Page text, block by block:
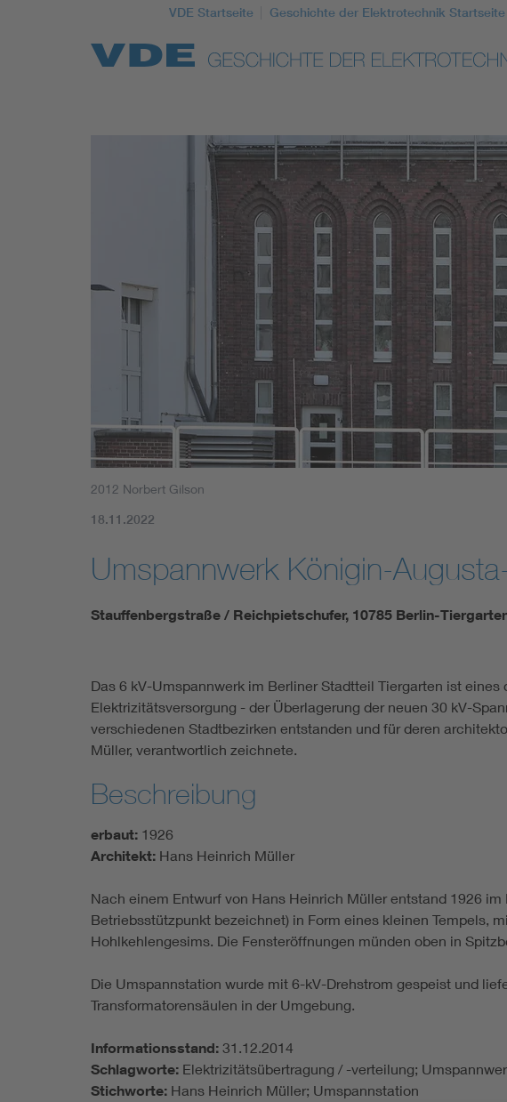
VDE Startseite Geschichte der Elektrotechnik Startseite
Top Themen
Weitere Themen
2012 Norbert Gilson
18.11.2022
Umspannwerk Königin-
Stauffenbergstraße / Reichpietschufer, 10785 Berlin-
Das 6 kV-Umspannwerk im Berliner Stadtteil Tiergarten ist
Elektrizitätsversorgung - der Überlagerung der neuen 30 kV-
verschiedenen Stadtbezirken entstanden und für deren
Müller, verantwortlich zeichnete.
Beschreibung
erbaut: 1926
Architekt: Hans Heinrich Müller
Nach einem Entwurf von Hans Heinrich Müller entstand 1926
Betriebsstützpunkt bezeichnet) in Form eines kleinen Tempels,
Hohlkehlengesims. Die Fensteröffnungen münden oben in
Die Umspannstation wurde mit 6-kV-Drehstrom gespeist und
Transformatorensäulen in der Umgebung.
Informationsstand: 31.12.2014
Schlagworte: Elektrizitätsübertragung / -verteilung;
Stichworte: Hans Heinrich Müller; Umspannstation